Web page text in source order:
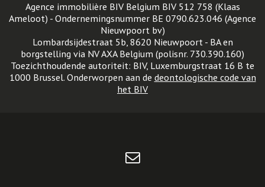
Agence immobilière BIV Belgium BIV 512 758 (Klaas
Ameloot) - Ondernemingsnummer BE 0790.623.046 (Agence
Nieuwpoort bv)
Lombardsijdestraat 5b, 8620 Nieuwpoort - BA en
borgstelling via NV AXA Belgium (polisnr. 730.390.160)
Toezichthoudende autoriteit: BIV, Luxemburgstraat 16 B te
1000 Brussel. Onderworpen aan de deontologische code van
het BIV